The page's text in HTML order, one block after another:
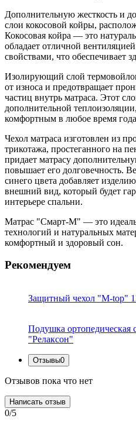
Дополнительную жесткость и
слои кокосовой койры,
Кокосовая койра — это
обладает отличной
свойствами, что обеспечивает
Изолирующий слой
от износа и предотвращает
частиц внутрь матраса. Этот
дополнительной
комфортным в любое время
Чехол матраса изготовлен из
трикотажа, простеганного на
придает матрасу
повышает его долговечность.
синего цвета добавляет
внешний вид, который будет
интерьере спальни.
Матрас "Смарт-M" — это
технологий и натуральных
комфортный и здоровый сон.
Рекомендуем
Защитный чехол "M-top"
Подушка
"Релаксон"
Отзывы0
Отзывов пока что нет
Написать отзыв
0/5